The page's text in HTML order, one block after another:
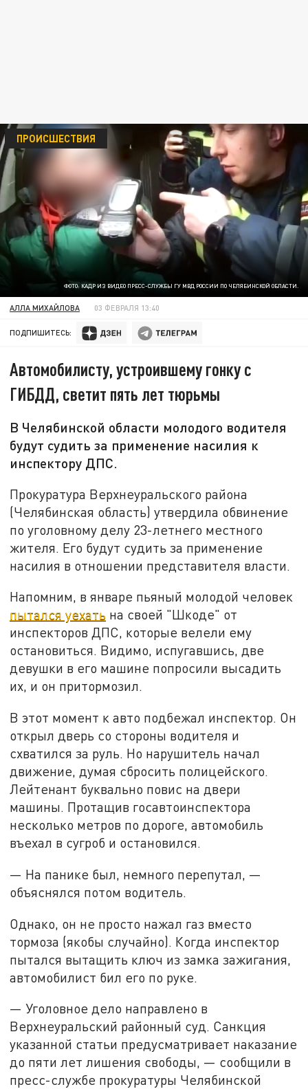
ФОТО: КАДР ИЗ ВИДЕО ПРЕСС-СЛУЖБЫ ГУ МВД РОССИИ ПО ЧЕЛЯБИНСКОЙ ОБЛАСТИ.
ПРОИСШЕСТВИЯ
АЛЛА МИХАЙЛОВА 03 ФЕВРАЛЯ 13:40
ПОДПИШИТЕСЬ:
Автомобилисту, устроившему гонку с
ГИБДД, светит пять лет тюрьмы
В Челябинской области молодого водителя
будут судить за применение насилия к
инспектору ДПС.
Прокуратура Верхнеуральского района
(Челябинская область) утвердила обвинение
по уголовному делу 23-летнего местного
жителя. Его будут судить за применение
насилия в отношении представителя власти.
Напомним, в январе пьяный молодой человек
пытался уехать на своей "Шкоде" от
инспекторов ДПС, которые велели ему
остановиться. Видимо, испугавшись, две
девушки в его машине попросили высадить
их, и он притормозил.
В этот момент к авто подбежал инспектор. Он
открыл дверь со стороны водителя и
схватился за руль. Но нарушитель начал
движение, думая сбросить полицейского.
Лейтенант буквально повис на двери
машины. Протащив госавтоинспектора
несколько метров по дороге, автомобиль
въехал в сугроб и остановился.
— На панике был, немного перепутал, —
объяснялся потом водитель.
Однако, он не просто нажал газ вместо
тормоза (якобы случайно). Когда инспектор
пытался вытащить ключ из замка зажигания,
автомобилист бил его по руке.
— Уголовное дело направлено в
Верхнеуральский районный суд. Санкция
указанной статьи предусматривает наказание
до пяти лет лишения свободы, — сообщили в
пресс-службе прокуратуры Челябинской